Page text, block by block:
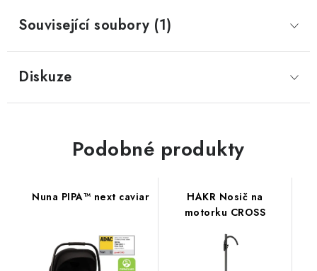
Související soubory (1)
Diskuze
Podobné produkty
Nuna PIPA™ next caviar
HAKR Nosič na
motorku CROSS